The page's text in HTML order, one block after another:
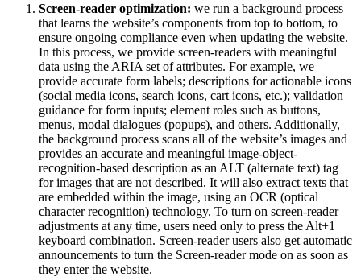
Screen-reader optimization: we run a background process
that learns the website’s components from top to bottom, to
ensure ongoing compliance even when updating the website.
In this process, we provide screen-readers with meaningful
data using the ARIA set of attributes. For example, we
provide accurate form labels; descriptions for actionable icons
(social media icons, search icons, cart icons, etc.); validation
guidance for form inputs; element roles such as buttons,
menus, modal dialogues (popups), and others. Additionally,
the background process scans all of the website’s images and
provides an accurate and meaningful image-object-
recognition-based description as an ALT (alternate text) tag
for images that are not described. It will also extract texts that
are embedded within the image, using an OCR (optical
character recognition) technology. To turn on screen-reader
adjustments at any time, users need only to press the Alt+1
keyboard combination. Screen-reader users also get automatic
announcements to turn the Screen-reader mode on as soon as
they enter the website.